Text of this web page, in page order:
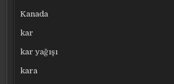
Kanada
kar
kar yağışı
kara